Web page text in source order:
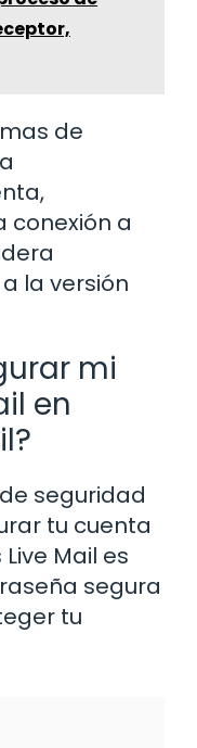
de
conexión a
la versión
mi
en
seguridad
tu cuenta
Mail es
segura
tu